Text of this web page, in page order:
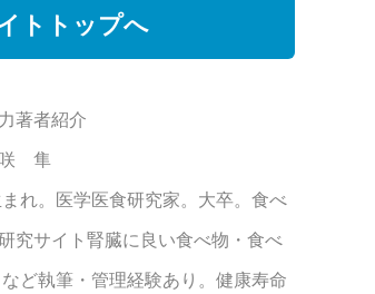
トトップへ
著者紹介
咲 隼
れ。医学医食研究家。大卒。食べ
究サイト腎臓に良い食べ物・食べ
ど執筆・管理経験あり。健康寿命